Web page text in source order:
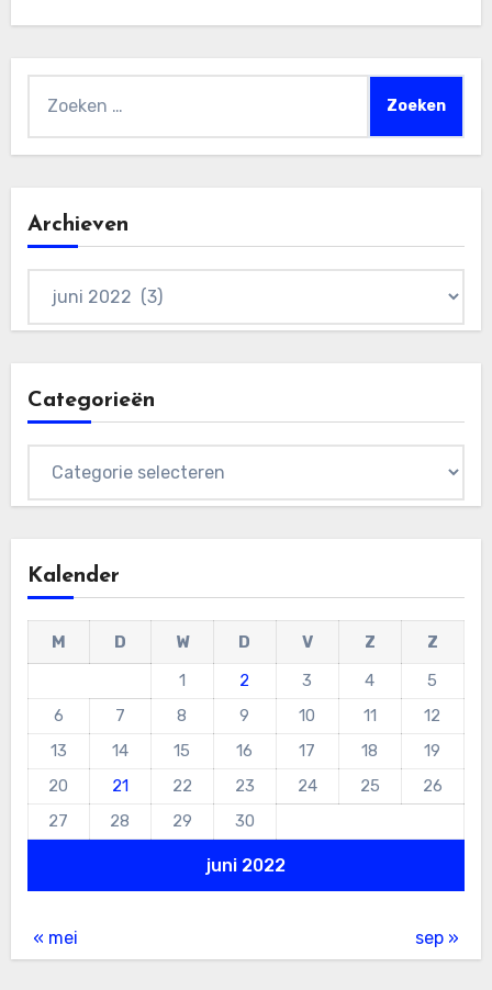
naar:
Archieven
Categorieën
Kalender
juni 2022
M D W D V Z
Z
1
2 3 4
5
6
7 8 9 10 11
12
13
14 15 16 17 18
19
20
21 22 23 24 25
26
27
28 29 30
« mei sep »